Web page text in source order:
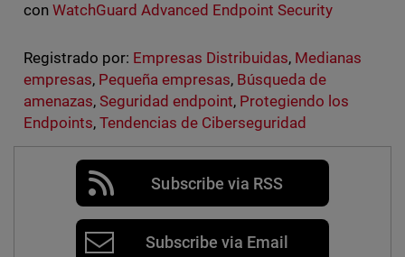
con WatchGuard Advanced Endpoint Security
Registrado por: Empresas Distribuidas, Medianas
empresas, Pequeña empresas, Búsqueda de
amenazas, Seguridad endpoint, Protegiendo los
Endpoints, Tendencias de Ciberseguridad
Subscribe via RSS
Subscribe via Email